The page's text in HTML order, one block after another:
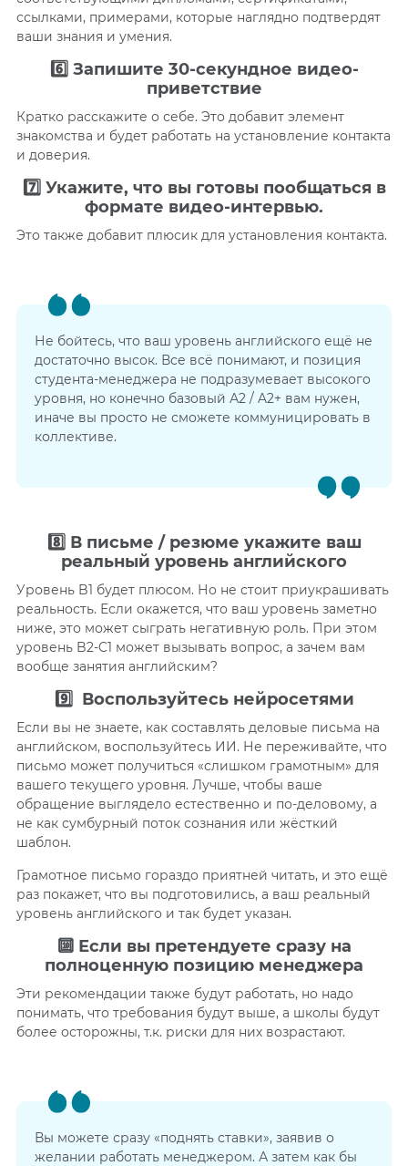
ссылками, примерами, которые наглядно подтвердят
ваши знания и умения.
6️⃣ Запишите 30-секундное видео-
приветствие
Кратко расскажите о себе. Это добавит элемент
знакомства и будет работать на установление контакта
и доверия.
7️⃣ Укажите, что вы готовы пообщаться в
формате видео-интервью.
Это также добавит плюсик для установления контакта.
Не бойтесь, что ваш уровень английского ещё не
достаточно высок. Все всё понимают, и позиция
студента-менеджера не подразумевает высокого
уровня, но конечно базовый А2 / A2+ вам нужен,
иначе вы просто не сможете коммуницировать в
коллективе.
8️⃣ В письме / резюме укажите ваш
реальный уровень английского
Уровень B1 будет плюсом. Но не стоит приукрашивать
реальность. Если окажется, что ваш уровень заметно
ниже, это может сыграть негативную роль. При этом
уровень B2-C1 может вызывать вопрос, а зачем вам
вообще занятия английским?
9️⃣ Воспользуйтесь нейросетями
Если вы не знаете, как составлять деловые письма на
английском, воспользуйтесь ИИ. Не переживайте, что
письмо может получиться «слишком грамотным» для
вашего текущего уровня. Лучше, чтобы ваше
обращение выглядело естественно и по-деловому, а
не как сумбурный поток сознания или жёсткий
шаблон.
Грамотное письмо гораздо приятней читать, и это ещё
раз покажет, что вы подготовились, а ваш реальный
уровень английского и так будет указан.
🔟 Если вы претендуете сразу на
полноценную позицию менеджера
Эти рекомендации также будут работать, но надо
понимать, что требования будут выше, а школы будут
более осторожны, т.к. риски для них возрастают.
Вы можете сразу «поднять ставки», заявив о
желании работать менеджером. А затем как бы